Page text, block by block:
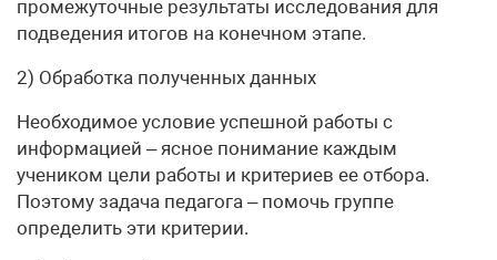
промежуточные результаты исследования для
подведения итогов на конечном этапе.
2) Обработка полученных данных
Необходимое условие успешной работы с
информацией – ясное понимание каждым
учеником цели работы и критериев ее отбора.
Поэтому задача педагога – помочь группе
определить эти критерии.